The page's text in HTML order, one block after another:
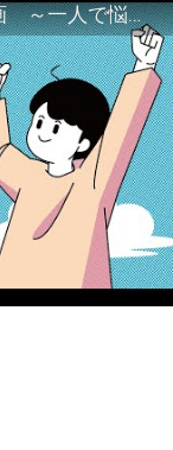
「ギャンブル等依存症対策啓発動画 ～一人で悩まず、家族で悩まず、まず！相談機関へ～」